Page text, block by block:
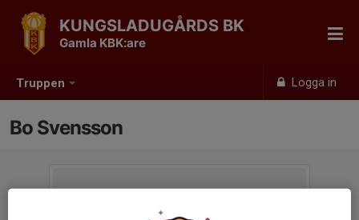
Truppen Logga in
KUNGSLADUGÅRDS BK
Gamla KBK:are
Bo Svensson